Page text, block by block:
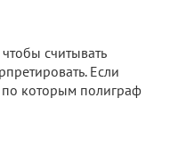
считывать
Если
по которым полиграф